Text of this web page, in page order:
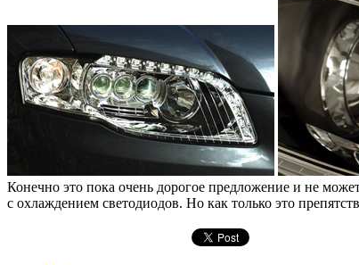
Конечно это пока очень дорогое предложение и не
с охлаждением светодиодов. Но как только это